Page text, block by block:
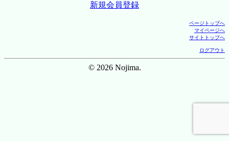
新規会員登録
ページトップへ
マイページへ
サイトトップへ
ログアウト
© 2026 Nojima.